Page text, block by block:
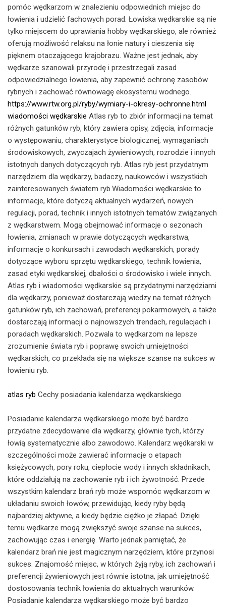
pomóc wędkarzom w znalezieniu odpowiednich miejsc do
łowienia i udzielić fachowych porad. Łowiska wędkarskie są nie
tylko miejscem do uprawiania hobby wędkarskiego, ale również
oferują możliwość relaksu na łonie natury i cieszenia się
pięknem otaczającego krajobrazu. Ważne jest jednak, aby
wędkarze szanowali przyrodę i przestrzegali zasad
odpowiedzialnego łowienia, aby zapewnić ochronę zasobów
rybnych i zachować równowagę ekosystemu wodnego.
https://www.rtw.org.pl/ryby/wymiary-i-okresy-ochronne.html
wiadomości wędkarskie Atlas ryb to zbiór informacji na temat
różnych gatunków ryb, który zawiera opisy, zdjęcia, informacje
o występowaniu, charakterystyce biologicznej, wymaganiach
środowiskowych, zwyczajach żywieniowych, rozrodzie i innych
istotnych danych dotyczących ryb. Atlas ryb jest przydatnym
narzędziem dla wędkarzy, badaczy, naukowców i wszystkich
zainteresowanych światem ryb.Wiadomości wędkarskie to
informacje, które dotyczą aktualnych wydarzeń, nowych
regulacji, porad, technik i innych istotnych tematów związanych
z wędkarstwem. Mogą obejmować informacje o sezonach
łowienia, zmianach w prawie dotyczących wędkarstwa,
informacje o konkursach i zawodach wędkarskich, porady
dotyczące wyboru sprzętu wędkarskiego, technik łowienia,
zasad etyki wędkarskiej, dbałości o środowisko i wiele innych.
Atlas ryb i wiadomości wędkarskie są przydatnymi narzędziami
dla wędkarzy, ponieważ dostarczają wiedzy na temat różnych
gatunków ryb, ich zachowań, preferencji pokarmowych, a także
dostarczają informacji o najnowszych trendach, regulacjach i
poradach wędkarskich. Pozwala to wędkarzom na lepsze
zrozumienie świata ryb i poprawę swoich umiejętności
wędkarskich, co przekłada się na większe szanse na sukces w
łowieniu ryb.
atlas ryb Cechy posiadania kalendarza wędkarskiego
Posiadanie kalendarza wędkarskiego może być bardzo
przydatne zdecydowanie dla wędkarzy, głównie tych, którzy
łowią systematycznie albo zawodowo. Kalendarz wędkarski w
szczególności może zawierać informacje o etapach
księżycowych, pory roku, ciepłocie wody i innych składnikach,
które oddziałują na zachowanie ryb i ich żywotność. Przede
wszystkim kalendarz brań ryb może wspomóc wędkarzom w
układaniu swoich łowów, przewidując, kiedy ryby będą
najbardziej aktywne, a kiedy będzie ciężko je złapać. Dzięki
temu wędkarze mogą zwiększyć swoje szanse na sukces,
zachowując czas i energię. Warto jednak pamiętać, że
kalendarz brań nie jest magicznym narzędziem, które przynosi
sukces. Znajomość miejsc, w których żyją ryby, ich zachowań i
preferencji żywieniowych jest równie istotna, jak umiejętność
dostosowania technik łowienia do aktualnych warunków.
Posiadanie kalendarza wędkarskiego może być bardzo